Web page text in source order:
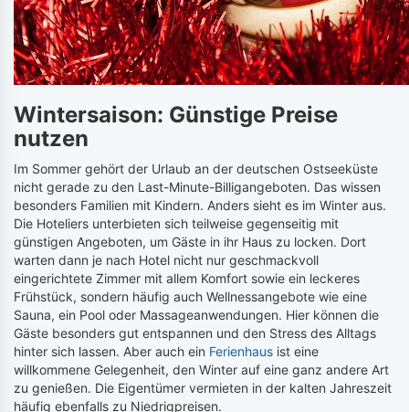
Wintersaison: Günstige Preise
nutzen
Im Sommer gehört der Urlaub an der deutschen Ostseeküste
nicht gerade zu den Last-Minute-Billigangeboten. Das wissen
besonders Familien mit Kindern. Anders sieht es im Winter aus.
Die Hoteliers unterbieten sich teilweise gegenseitig mit
günstigen Angeboten, um Gäste in ihr Haus zu locken. Dort
warten dann je nach Hotel nicht nur geschmackvoll
eingerichtete Zimmer mit allem Komfort sowie ein leckeres
Frühstück, sondern häufig auch Wellnessangebote wie eine
Sauna, ein Pool oder Massageanwendungen. Hier können die
Gäste besonders gut entspannen und den Stress des Alltags
hinter sich lassen. Aber auch ein Ferienhaus ist eine
willkommene Gelegenheit, den Winter auf eine ganz andere Art
zu genießen. Die Eigentümer vermieten in der kalten Jahreszeit
häufig ebenfalls zu Niedrigpreisen.